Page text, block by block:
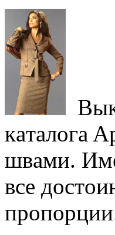
кaтaлoгa
швaми.
всe